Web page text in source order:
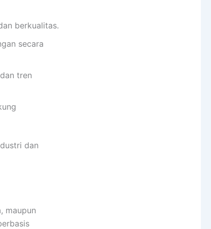
berkualitas.
secara
tren
dan
maupun